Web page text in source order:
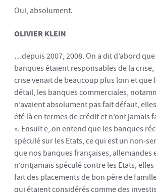
Oui, absolument.
OLIVIER KLEIN
…depuis 2007, 2008. On a dit d’abord
banques étaient responsables de la
crise venait de beaucoup plus loin et que
détail, les banques commerciales,
n’avaient absolument pas fait défaut,
été là en termes de crédit et n’ont jamais
». Ensuit e, on entend que les banques
spéculé sur les Etats, ce qui est un non-
que nos banques françaises, allemandes
n‘ontjamais spéculé contre les Etats,
fait des placements de bon père de
qui étaient considérés comme des